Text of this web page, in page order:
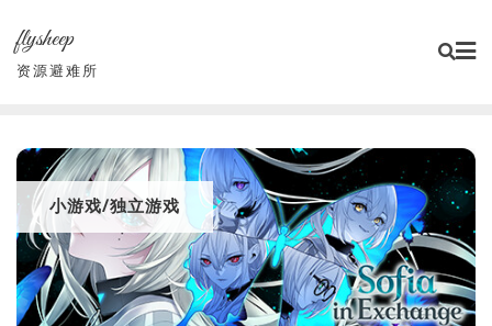
content
flysheep
资源避难所
小游戏/独立游戏